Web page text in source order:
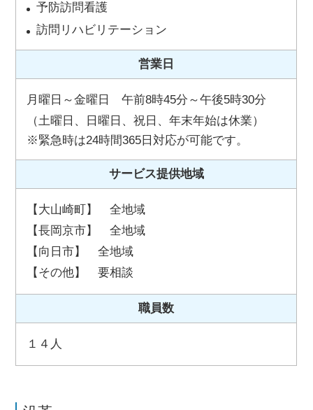
予防訪問看護
訪問リハビリテーション
営業日
月曜日～金曜日 午前8時45分～午後5時30分
（土曜日、日曜日、祝日、年末年始は休業）
緊急時は24時間365日対応が可能です。
サービス提供地域
【大山崎町】 全地域
【長岡京市】 全地域
【向日市】 全地域
【その他】 要相談
職員数
１４人